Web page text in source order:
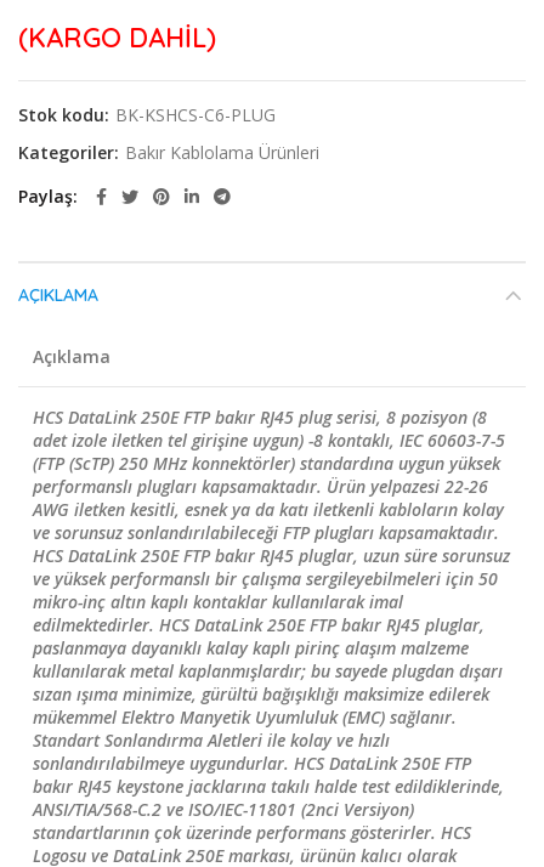
(KARGO DAHİL)
Stok kodu: BK-KSHCS-C6-PLUG
Kategoriler: Bakır Kablolama Ürünleri
Paylaş
AÇIKLAMA
Açıklama
HCS DataLink 250E FTP bakır RJ45 plug serisi, 8 pozisyon (8
adet izole iletken tel girişine uygun) -8 kontaklı, IEC 60603-7-5
(FTP (ScTP) 250 MHz konnektörler) standardına uygun yüksek
performanslı plugları kapsamaktadır. Ürün yelpazesi 22-26
AWG iletken kesitli, esnek ya da katı iletkenli kabloların kolay
ve sorunsuz sonlandırılabileceği FTP plugları kapsamaktadır.
HCS DataLink 250E FTP bakır RJ45 pluglar, uzun süre sorunsuz
ve yüksek performanslı bir çalışma sergileyebilmeleri için 50
mikro-inç altın kaplı kontaklar kullanılarak imal
edilmektedirler. HCS DataLink 250E FTP bakır RJ45 pluglar,
paslanmaya dayanıklı kalay kaplı pirinç alaşım malzeme
kullanılarak metal kaplanmışlardır; bu sayede plugdan dışarı
sızan ışıma minimize, gürültü bağışıklığı maksimize edilerek
mükemmel Elektro Manyetik Uyumluluk (EMC) sağlanır.
Standart Sonlandırma Aletleri ile kolay ve hızlı
sonlandırılabilmeye uygundurlar. HCS DataLink 250E FTP
bakır RJ45 keystone jacklarına takılı halde test edildiklerinde,
ANSI/TIA/568-C.2 ve ISO/IEC-11801 (2nci Versiyon)
standartlarının çok üzerinde performans gösterirler. HCS
Logosu ve DataLink 250E markası, ürünün kalıcı olarak